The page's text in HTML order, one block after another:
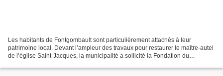
Les habitants de Fontgombault sont particulièrement attachés à leur
patrimoine local. Devant l’ampleur des travaux pour restaurer le maître-autel
de l’église Saint-Jacques, la municipalité a sollicité la Fondation du